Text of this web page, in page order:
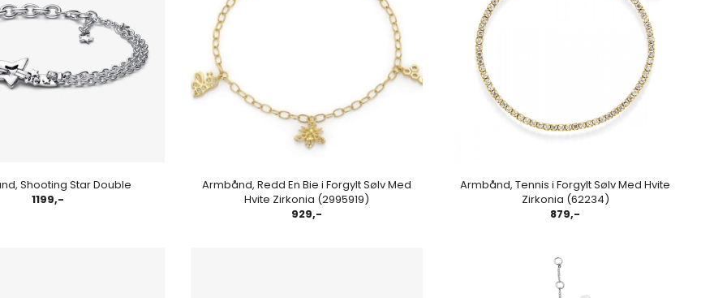
Shooting Star Double
1199,-
Armbånd, Redd En Bie i Forgylt Sølv Med
Hvite Zirkonia (2995919)
929,-
Armbånd, Tennis i Forgylt Sølv Med Hvite
Zirkonia (62234)
879,-